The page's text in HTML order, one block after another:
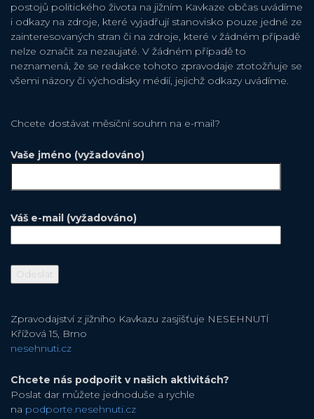
postojů politického života na jižním Kavkaze občas uvádíme
i odkazy na zdroje, které vyjadřují stanovisko pouze jedné ze
zainteresovaných stran či na zdroje, které v žádném případě
nelze označit za nezaujaté. V žádném případě to
neznamená, že se redakce tohoto zpravodaje ztotožňuje se
všemi názory či východisky médií, jejichž odkazy uvádíme.
Chcete dostávat měsiční souhrn na e-mail?
Vaše jméno (vyžadováno)
Váš e-mail (vyžadováno)
Zpravodajství z jižního Kavkazu zasjišťuje NESEHNUTÍ
Křížová 15, Brno
nesehnuti.cz
Chcete nás podpořit v našich aktivitách?
Poslat dar můžete jednoduše a rychle
na podporte.nesehnuti.cz